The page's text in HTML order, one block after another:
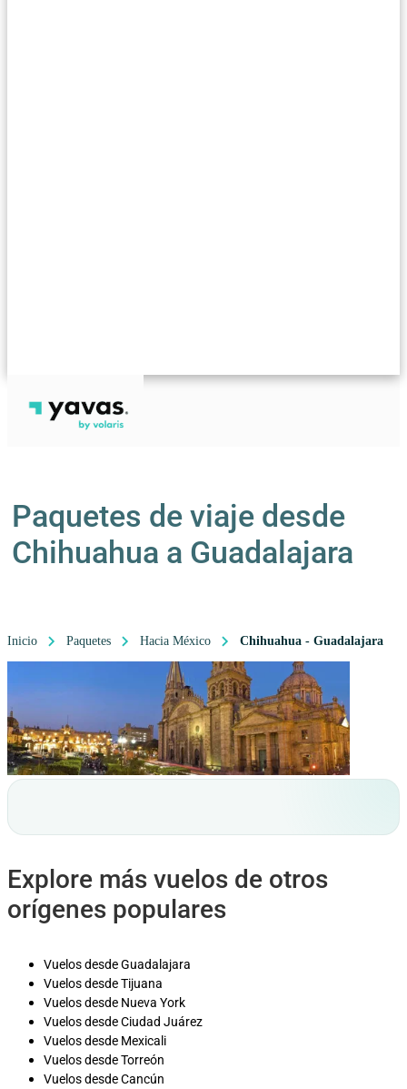
Paquetes de viaje desde
Chihuahua a Guadalajara
Inicio Paquetes Hacia México Chihuahua - Guadalajara
Explore más vuelos de otros
orígenes populares
Vuelos desde Guadalajara
Vuelos desde Tijuana
Vuelos desde Nueva York
Vuelos desde Ciudad Juárez
Vuelos desde Mexicali
Vuelos desde Torreón
Vuelos desde Cancún